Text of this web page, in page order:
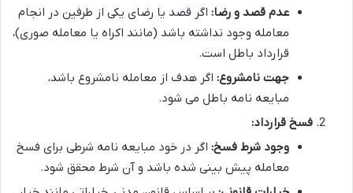
عدم قصد و رضا: اگر قصد یا رضای یکی از طرفین در انجام
معامله وجود نداشته باشد (مانند اکراه یا معامله صوری)،
قرارداد باطل است.
جهت نامشروع: اگر هدف از معامله نامشروع باشد،
مبایعه نامه باطل می شود.
فسخ قرارداد:
وجود شرط فسخ: اگر در خود مبایعه نامه شرطی برای فسخ
معامله پیش بینی شده باشد و آن شرط محقق شود.